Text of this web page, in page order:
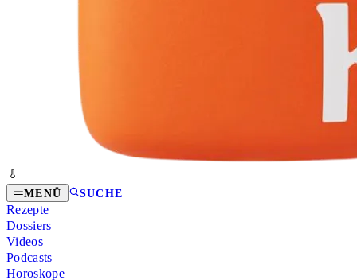
MENÜ SUCHE
Rezepte
Dossiers
Videos
Podcasts
Horoskope